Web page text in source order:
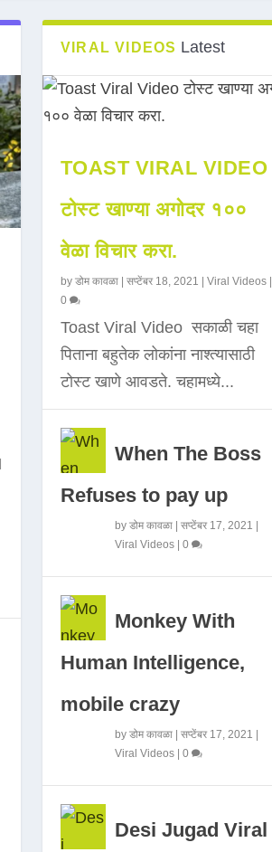
VIRAL VIDEOS Latest
TOAST VIRAL VIDEO
टोस्ट खाण्या अगोदर १००
वेळा विचार करा.
by डोम कावळा| सप्टेंबर 18, 2021 | Viral Videos|
0
Toast Viral Video सकाळी चहा
पिताना बहुतेक लोकांना नाश्त्यासाठी
टोस्ट खाणे आवडते. चहामध्ये...
When The Boss
Refuses to pay up
by डोम कावळा| सप्टेंबर 17, 2021 |
Viral Videos| 0
Monkey With
Human Intelligence,
mobile crazy
by डोम कावळा| सप्टेंबर 17, 2021 |
Viral Videos| 0
Desi Jugad Viral